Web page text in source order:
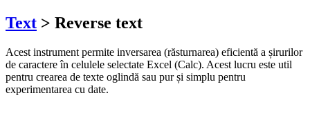
Text > Reverse text
Acest instrument permite inversarea (răsturnarea) eficientă a șirurilor
de caractere în celulele selectate Excel (Calc). Acest lucru este util
pentru crearea de texte oglindă sau pur și simplu pentru
experimentarea cu date.